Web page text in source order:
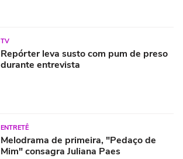
TV
Repórter leva susto com pum de preso
durante entrevista
ENTRETÊ
Melodrama de primeira, "Pedaço de
Mim" consagra Juliana Paes